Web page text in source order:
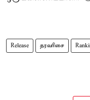
Release தரவரிசை